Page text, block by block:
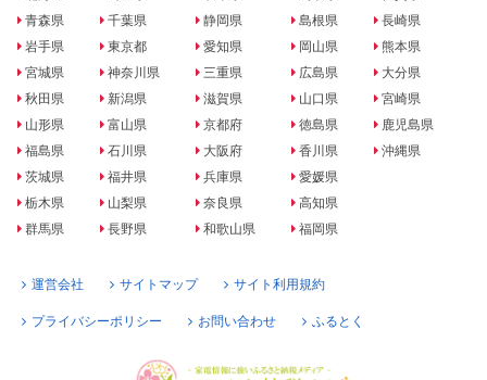
青森県
岩手県
宮城県
秋田県
山形県
福島県
茨城県
栃木県
群馬県
千葉県
東京都
神奈川県
新潟県
富山県
石川県
福井県
山梨県
長野県
静岡県
愛知県
三重県
滋賀県
京都府
大阪府
兵庫県
奈良県
和歌山県
島根県
岡山県
広島県
山口県
徳島県
香川県
愛媛県
高知県
福岡県
長崎県
熊本県
大分県
宮崎県
鹿児島県
沖縄県
運営会社 サイトマップ サイト利用規約
プライバシーポリシー お問い合わせ ふるとく